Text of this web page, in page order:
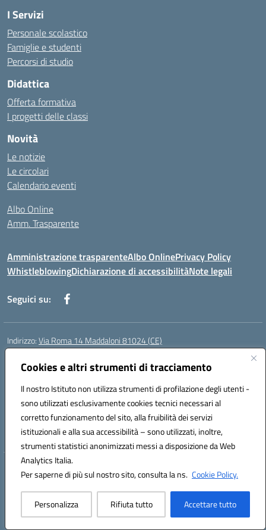
Cookies e altri strumenti di tracciamento
Il nostro Istituto non utilizza strumenti di profilazione degli utenti -
sono utilizzati esclusivamente cookies tecnici necessari al
corretto funzionamento del sito, alla fruibilità dei servizi
istituzionali e alla sua accessibilità – sono utilizzati, inoltre,
strumenti statistici anonimizzati messi a disposizione da Web
Analytics Italia.
Per saperne di più sul nostro sito, consulta la ns. Cookie Policy.
Personalizza Rifiuta tutto Accettare tutto
I Servizi
Personale scolastico
Famiglie e studenti
Percorsi di studio
Didattica
Offerta formativa
I progetti delle classi
Novità
Le notizie
Le circolari
Calendario eventi
Albo Online
Amm. Trasparente
Amministrazione trasparenteAlbo OnlinePrivacy Policy
WhistleblowingDichiarazione di accessibilitàNote legali
Seguici su:
Indirizzo:Via Roma 14 Maddaloni 81024 (CE)
Centralino:
Posta elettronica certificata (PEC):ceic8an00r@pec.istruzione.it
Codice fiscale: 80006190617
Codice meccanografico:CEIC8AN00R
Codice Indice delle Pubbliche Amministrazioni (IPA): icmvce
Codice unico di fatturazione (CUF): UFORSV
Hosting & Powered by 3D Solution S.r.l.
Concept & Design by Designers Italia